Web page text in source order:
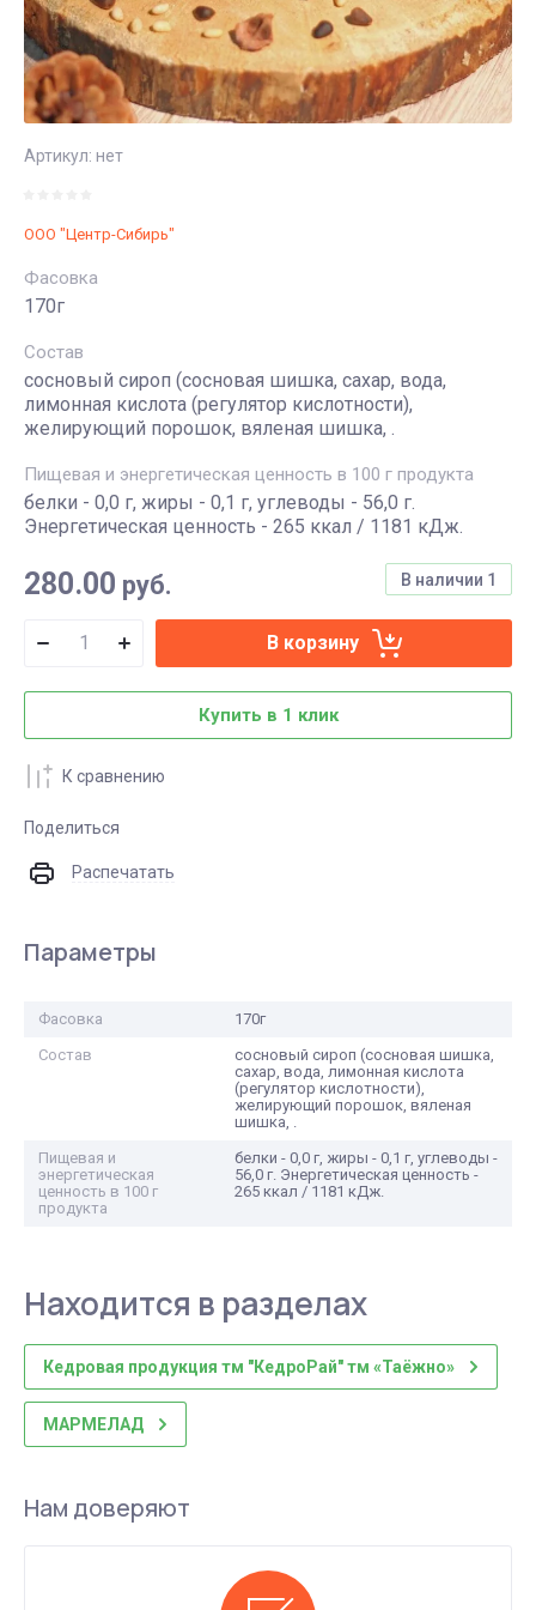
Травяные
сборы
Бальзамы,
молоко
Без глютена
Артикул: нет
ООО "Центр-Сибирь"
Фасовка
170г
Состав
сосновый сироп (сосновая шишка, сахар, вода,
лимонная кислота (регулятор кислотности),
желирующий порошок, вяленая шишка, .
Пищевая и энергетическая ценность в 100 г продукта
белки - 0,0 г, жиры - 0,1 г, углеводы - 56,0 г.
Энергетическая ценность - 265 ккал / 1181 кДж.
В наличии 1
280.00 руб.
В корзину
Купить в 1 клик
К сравнению
Поделиться
Распечатать
Параметры
Фасовка
170г
Состав
сосновый сироп (сосновая шишка,
сахар, вода, лимонная кислота
(регулятор кислотности),
желирующий порошок, вяленая
шишка, .
Пищевая и
энергетическая
ценность в 100 г
продукта
белки - 0,0 г, жиры - 0,1 г, углеводы -
56,0 г. Энергетическая ценность -
265 ккал / 1181 кДж.
Находится в разделах
Кедровая продукция тм "КедроРай" тм «Таёжно»
МАРМЕЛАД
Нам доверяют